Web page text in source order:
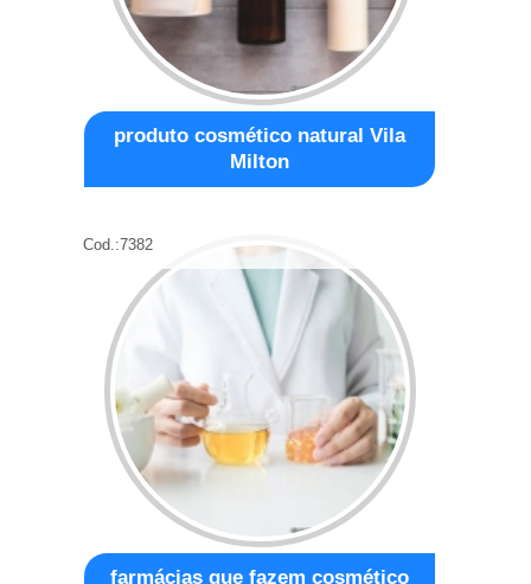
produto cosmético natural Vila
Milton
Cod.:7382
farmácias que fazem cosmético